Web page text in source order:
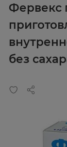
Фервекс
без